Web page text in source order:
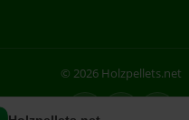
© 2026 Holzpellets.net
Facebook